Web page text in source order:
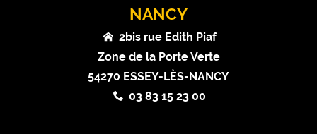
NANCY
2bis rue Edith Piaf
Zone de la Porte Verte
54270 ESSEY-LÈS-NANCY
03 83 15 23 00